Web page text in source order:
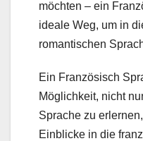
möchten – ein
ideale Weg, um in
romantischen
Ein Französisch
Möglichkeit, nicht
Sprache zu
Einblicke in die